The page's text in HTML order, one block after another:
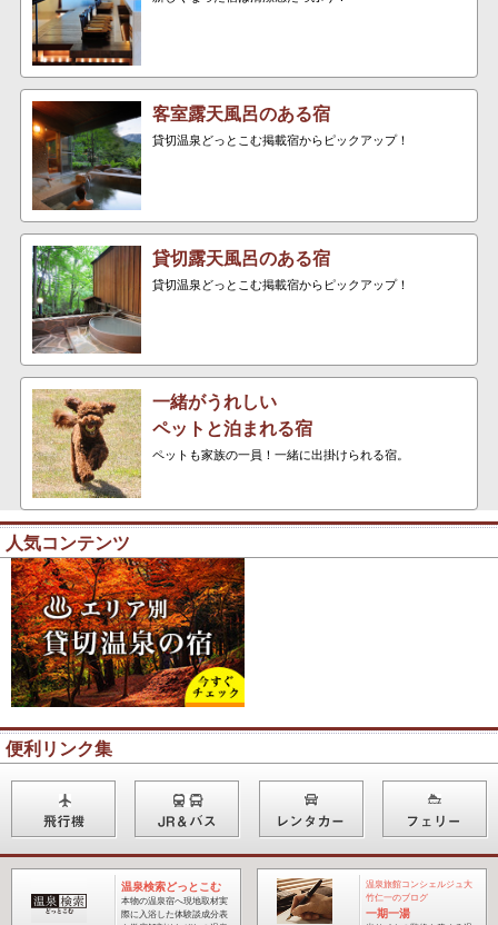
客室露天風呂のある宿
貸切温泉どっとこむ掲載宿からピックアップ！
貸切露天風呂のある宿
貸切温泉どっとこむ掲載宿からピックアップ！
一緒がうれしい
ペットと泊まれる宿
ペットも家族の一員！一緒に出掛けられる宿。
人気コンテンツ
便利リンク集
温泉検索どっとこむ
本物の温泉宿へ現地取材実
際に入浴した体験談成分表
温泉旅館コンシェルジュ大
竹仁一のブログ
一期一湯